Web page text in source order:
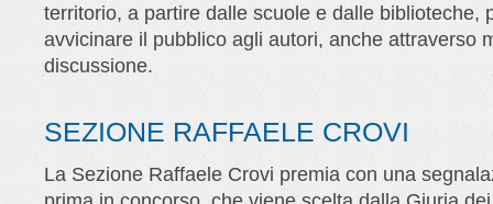
territorio, a partire dalle scuole e dalle biblioteche,
avvicinare il pubblico agli autori, anche attraverso
discussione.
SEZIONE RAFFAELE CROVI
La Sezione Raffaele Crovi premia con una